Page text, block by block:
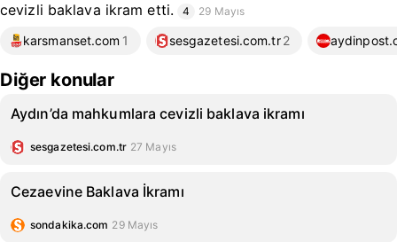
cevizli baklava ikram etti.
4 29 Mayıs
karsmanset.com 1 sesgazetesi.com.tr2
Diğer konular
Aydın’da mahkumlara cevizli baklava ikramı
sesgazetesi.com.tr 27 Mayıs
Cezaevine Baklava İkramı
sondakika.com 29 Mayıs